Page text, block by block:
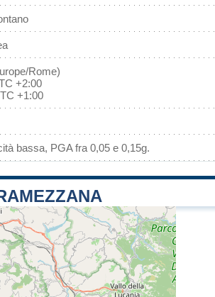
Rome)
+2:00
+1:00
bassa, PGA fra 0,05 e 0,15g.